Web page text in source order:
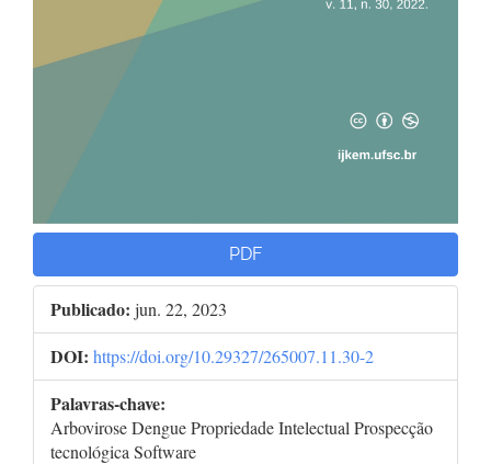
PDF
Publicado: jun. 22, 2023
DOI: https://doi.org/10.29327/265007.11.30-2
Palavras-chave:
Arbovirose Dengue Propriedade Intelectual Prospecção
tecnológica Software